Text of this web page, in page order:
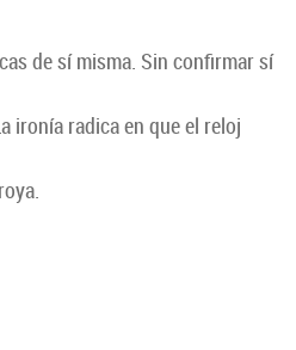
de sí misma. Sin confirmar sí
ironía radica en que el reloj